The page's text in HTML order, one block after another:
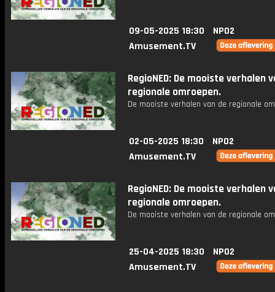
09-05-2025 18:30
NPO2
Amusement.TV
RegioNED: De mooiste verhalen
regionale omroepen.
De mooiste verhalen van de regionale
02-05-2025 18:30
NPO2
Amusement.TV
RegioNED: De mooiste verhalen
regionale omroepen.
De mooiste verhalen van de regionale
25-04-2025 18:30
NPO2
Amusement.TV